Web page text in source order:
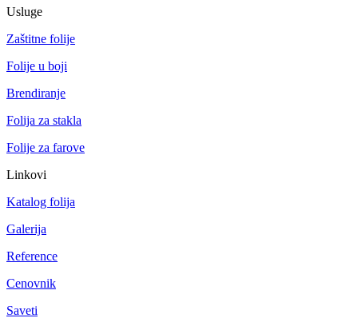
Usluge
Zaštitne folije
Folije u boji
Brendiranje
Folija za stakla
Folije za farove
Linkovi
Katalog folija
Galerija
Reference
Cenovnik
Saveti